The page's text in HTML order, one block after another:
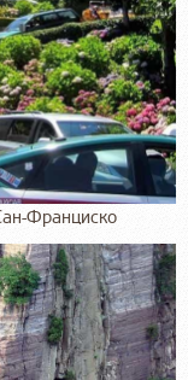
Франциско